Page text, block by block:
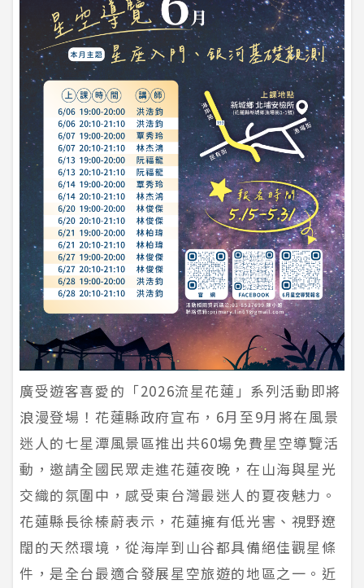
廣受遊客喜愛的「2026流星花蓮」系列活動即將
浪漫登場！花蓮縣政府宣布，6月至9月將在風景
迷人的七星潭風景區推出共60場免費星空導覽活
動，邀請全國民眾走進花蓮夜晚，在山海與星光
交織的氛圍中，感受東台灣最迷人的夏夜魅力。
花蓮縣長徐榛蔚表示，花蓮擁有低光害、視野遼
闊的天然環境，從海岸到山谷都具備絕佳觀星條
件，是全台最適合發展星空旅遊的地區之一。近